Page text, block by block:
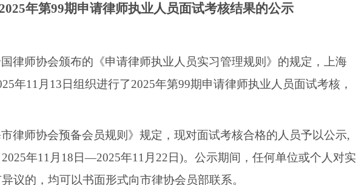
2025年第99期申请律师执业人员面试考核结果的公示
律师协会颁布的《申请律师执业人员实习管理规则》的规定，上海
5年11 月 13 日组织进行了2025年第99期申请律师执业人员面试考核，
律师协会预备会员规则》规定，现对面试考核合格的人员予以公示,
5年11 月 18 日—2025年11 月 22 日)。 公示期间，任何单位或个人对实
议的，均可以书面形式向市律协会员部联系。